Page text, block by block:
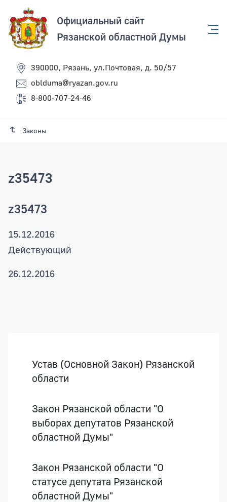
Официальный сайт
Рязанской областной Думы
390000, Рязань, ул.Почтовая, д. 50/57
oblduma@ryazan.gov.ru
8-800-707-24-46
Законы
z35473
z35473
15.12.2016
Действующий
26.12.2016
Устав (Основной Закон) Рязанской
области
Закон Рязанской области "О
выборах депутатов Рязанской
областной Думы"
Закон Рязанской области "О
статусе депутата Рязанской
областной Думы"